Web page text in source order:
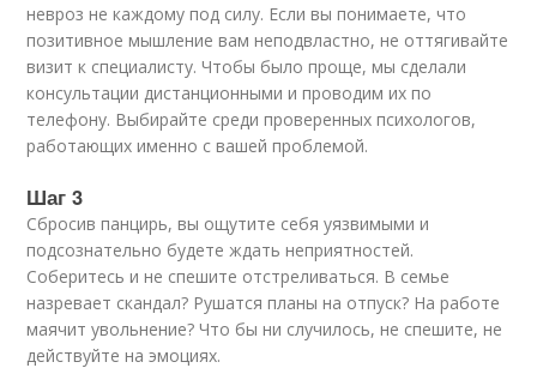
невроз не каждому под силу. Если вы понимаете, что
позитивное мышление вам неподвластно, не оттягивайте
визит к специалисту. Чтобы было проще, мы сделали
консультации дистанционными и проводим их по
телефону. Выбирайте среди проверенных психологов,
работающих именно с вашей проблемой.
Шаг 3
Сбросив панцирь, вы ощутите себя уязвимыми и
подсознательно будете ждать неприятностей.
Соберитесь и не спешите отстреливаться. В семье
назревает скандал? Рушатся планы на отпуск? На работе
маячит увольнение? Что бы ни случилось, не спешите, не
действуйте на эмоциях.